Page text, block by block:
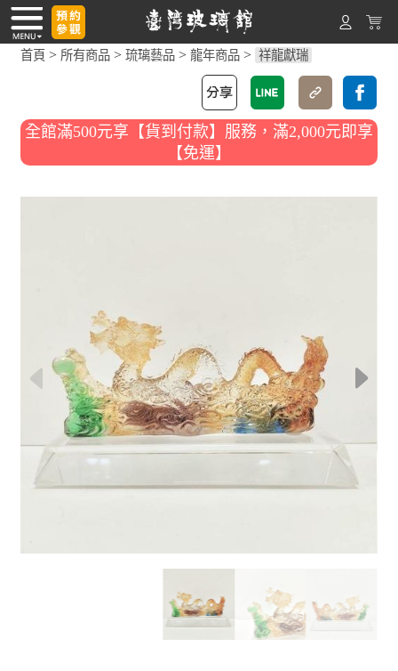
首頁 > 所有商品 >琉璃藝品 >龍年商品 > 祥龍獻瑞
全館滿500元享【貨到付款】服務，滿2,000元即享
【免運】